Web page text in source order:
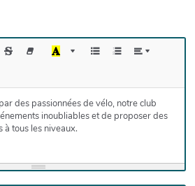
des passionnées de vélo, notre club
inoubliables et de proposer des
tous les niveaux.